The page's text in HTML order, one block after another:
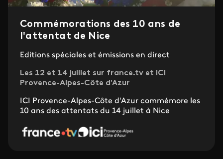
Commémorations des 10 ans de
l'attentat de Nice
Editions spéciales et émissions en direct
Les 12 et 14 juillet sur france.tv et ICI
Provence-Alpes-Côte d'Azur
ICI Provence-Alpes-Côte d'Azur commémore les
10 ans des attentats du 14 juillet à Nice